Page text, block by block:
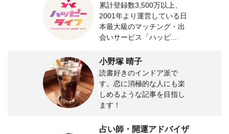
累計登録数3,500万以上、
2001年より運営している日
本最大級のマッチング・出
会いサービス「ハッピ...
小野塚 晴子
読書好きのインドア派で
す。恋に消極的な人にも楽
しめるような記事を目指し
ます！
占い師・開運アドバイザ